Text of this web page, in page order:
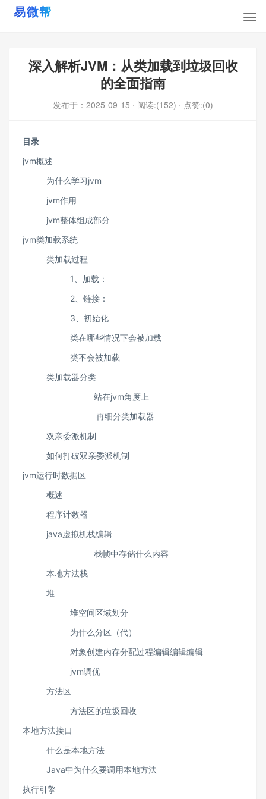
深入解析JVM：从类加载到垃圾回收
的全面指南
发布于： 2025-09-15 ⋅ 阅读:(152) ⋅ 点赞:(0)
目录
jvm概述
为什么学习jvm
jvm作用
jvm整体组成部分
jvm类加载系统
类加载过程
1、加载：
2、链接：
3、初始化
类在哪些情况下会被加载
类不会被加载
类加载器分类
站在jvm角度上
再细分类加载器
双亲委派机制
如何打破双亲委派机制
jvm运行时数据区
概述
程序计数器
java虚拟机栈​编辑
栈帧中存储什么内容
本地方法栈
堆
堆空间区域划分
为什么分区（代）
对象创建内存分配过程​编辑​编辑​编辑
jvm调优
方法区
方法区的垃圾回收
本地方法接口
什么是本地方法
Java中为什么要调用本地方法
执行引擎